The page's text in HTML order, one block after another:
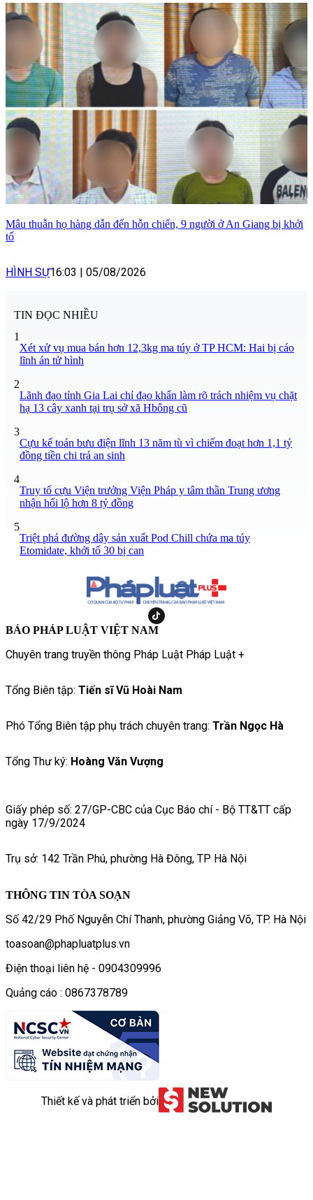
Mâu thuẫn họ hàng dẫn đến hỗn chiến, 9 người ở An Giang bị khởi
tố
HÌNH SỰ16:03 05/08/2026
TIN ĐỌC NHIỀU
1
Xét xử vụ mua bán hơn 12,3kg ma túy ở TP HCM: Hai bị cáo
lĩnh án tử hình
2
Lãnh đạo tỉnh Gia Lai chỉ đạo khẩn làm rõ trách nhiệm vụ chặt
hạ 13 cây xanh tại trụ sở xã Hbông cũ
3
Cựu kế toán bưu điện lĩnh 13 năm tù vì chiếm đoạt hơn 1,1 tỷ
đồng tiền chi trả an sinh
4
Truy tố cựu Viện trưởng Viện Pháp y tâm thần Trung ương
nhận hối lộ hơn 8 tỷ đồng
5
Triệt phá đường dây sản xuất Pod Chill chứa ma túy
Etomidate, khởi tố 30 bị can
BÁO PHÁP LUẬT VIỆT NAM
Chuyên trang truyền thông Pháp Luật Pháp Luật +
Tổng Biên tập: Tiến sĩ Vũ Hoài Nam
Phó Tổng Biên tập phụ trách chuyên trang: Trần Ngọc Hà
Tổng Thư ký: Hoàng Văn Vượng
Giấy phép số: 27/GP-CBC của Cục Báo chí - Bộ TT&TT cấp
ngày 17/9/2024
Trụ sở: 142 Trần Phú, phường Hà Đông, TP Hà Nội
THÔNG TIN TÒA SOẠN
Số 42/29 Phố Nguyễn Chí Thanh, phường Giảng Võ, TP. Hà Nội
toasoan@phapluatplus.vn
Điện thoại liên hệ - 0904309996
Quảng cáo : 0867378789
Thiết kế và phát triển bởi